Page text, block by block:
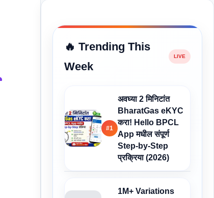
🔥 Trending This
Week
#1
अवघ्या 2 मिनिटांत
BharatGas eKYC
करा! Hello BPCL
App मधील संपूर्ण
Step-by-Step
प्रक्रिया (2026)
1M+ Variations